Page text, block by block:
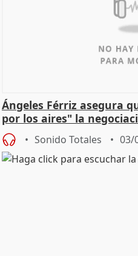
Ángeles Férriz asegura
por los aires" la
SMA
Sonido Totales 03/